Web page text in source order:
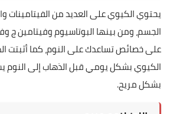
يحتوي الكيوي على العديد من الفيتامينات
الجسم، ومن بينها البوتاسيوم وفيتامين ج
على خصائص تساعدك على النوم، كما أثبتت
الكيوي بشكل يومي قبل الذهاب إلى النوم
بشكل مريح.